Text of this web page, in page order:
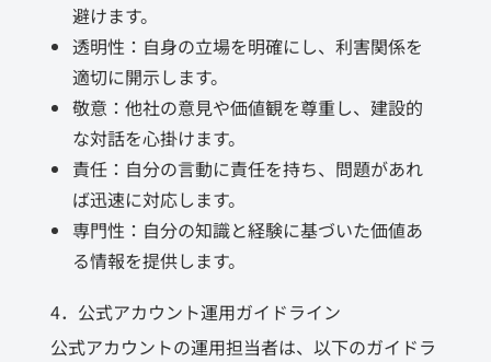
避けます。
透明性：自身の立場を明確にし、利害関係を
適切に開示します。
敬意：他社の意見や価値観を尊重し、建設的
な対話を心掛けます。
責任：自分の言動に責任を持ち、問題があれ
ば迅速に対応します。
専門性：自分の知識と経験に基づいた価値あ
る情報を提供します。
4．公式アカウント運用ガイドライン
公式アカウントの運用担当者は、以下のガイドラ